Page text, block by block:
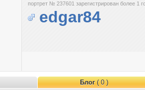
портрет № 237601 зарегистрирован более 1
edgar84
Блог( 0 )